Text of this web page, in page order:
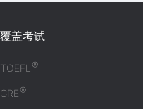
覆盖考试
TOEFL®
GRE®